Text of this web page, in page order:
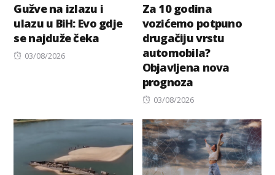
Gužve na izlazu i
ulazu u BiH: Evo gdje
se najduže čeka
Posted
03/08/2026
Za 10 godina
vozićemo potpuno
drugačiju vrstu
automobila?
Objavljena nova
prognoza
Posted
03/08/2026